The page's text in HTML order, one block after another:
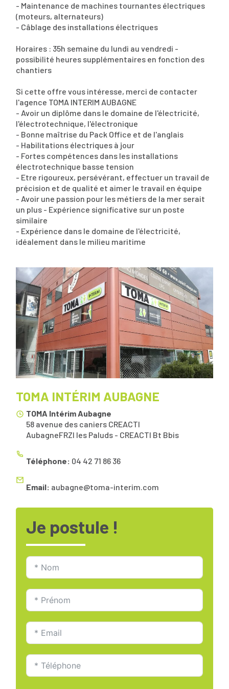
- Maintenance de machines tournantes électriques
(moteurs, alternateurs)
- Câblage des installations électriques
Horaires : 35h semaine du lundi au vendredi -
possibilité heures supplémentaires en fonction des
chantiers
Si cette offre vous intéresse, merci de contacter
l'agence TOMA INTERIM AUBAGNE
- Avoir un diplôme dans le domaine de l'électricité,
l'électrotechnique, l'électronique
- Bonne maîtrise du Pack Office et de l'anglais
- Habilitations électriques à jour
- Fortes compétences dans les installations
électrotechnique basse tension
- Etre rigoureux, persévérant, effectuer un travail de
précision et de qualité et aimer le travail en équipe
- Avoir une passion pour les métiers de la mer serait
un plus - Expérience significative sur un poste
similaire
- Expérience dans le domaine de l'électricité,
idéalement dans le milieu maritime
TOMA INTÉRIM AUBAGNE
TOMA Intérim Aubagne
58 avenue des caniers CREACTI
ZI les Paluds - CREACTI Bt Bbis
AubagneFR
Téléphone: 04 42 71 86 36
Email: aubagne@toma-interim.com
Je postule !